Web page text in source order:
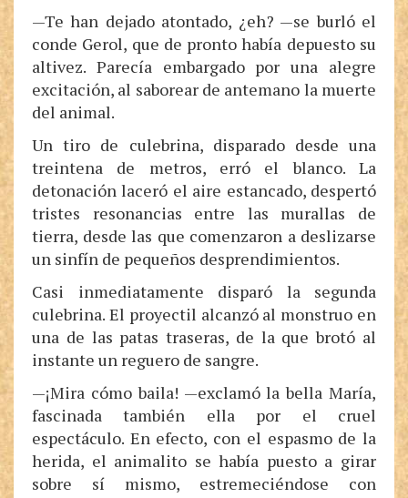
—Te han dejado atontado, ¿eh? —se burló el
conde Gerol, que de pronto había depuesto su
altivez. Parecía embargado por una alegre
excitación, al saborear de antemano la muerte
del animal.
Un tiro de culebrina, disparado desde una
treintena de metros, erró el blanco. La
detonación laceró el aire estancado, despertó
tristes resonancias entre las murallas de
tierra, desde las que comenzaron a deslizarse
un sinfín de pequeños desprendimientos.
Casi inmediatamente disparó la segunda
culebrina. El proyectil alcanzó al monstruo en
una de las patas traseras, de la que brotó al
instante un reguero de sangre.
—¡Mira cómo baila! —exclamó la bella María,
fascinada también ella por el cruel
espectáculo. En efecto, con el espasmo de la
herida, el animalito se había puesto a girar
sobre sí mismo, estremeciéndose con